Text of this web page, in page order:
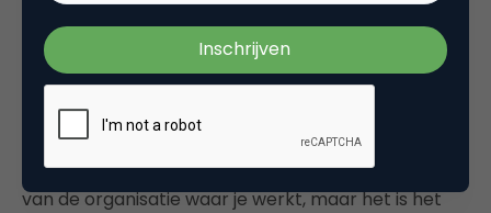
drie of vier vaste momenten per dag. Mochten ze
sneller antwoord nodig hebben, kunnen ze bellen of
een chatbericht sturen. Maar het kan natuurlijk ook
andersom: op bepaalde tijden juist geen
chatberichten of telefoon. Het hangt natuurlijk af
van de organisatie waar je werkt, maar het is het